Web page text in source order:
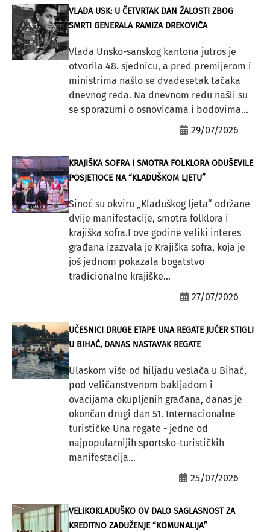
VLADA USK: U ČETVRTAK DAN ŽALOSTI ZBOG
SMRTI GENERALA RAMIZA DREKOVIĆA
Vlada Unsko-sanskog kantona jutros je
otvorila 48. sjednicu, a pred premijerom i
ministrima našlo se dvadesetak tačaka
dnevnog reda. Na dnevnom redu našli su
se sporazumi o osnovicama i bodovima...
29/07/2026
KRAJIŠKA SOFRA I SMOTRA FOLKLORA ODUŠEVILE
POSJETIOCE NA “KLADUŠKOM LJETU”
Sinoć su okviru „Kladuškog ljeta“ održane
dvije manifestacije, smotra folklora i
krajiška sofra.I ove godine veliki interes
građana izazvala je Krajiška sofra, koja je
još jednom pokazala bogatstvo
tradicionalne krajiške...
27/07/2026
UČESNICI DRUGE ETAPE UNA REGATE JUČER STIGLI
U BIHAĆ, DANAS NASTAVAK REGATE
Ulaskom više od hiljadu veslača u Bihać,
pod veličanstvenom bakljadom i
ovacijama okupljenih građana, danas je
okončan drugi dan 51. Internacionalne
turističke Una regate - jedne od
najpopularnijih sportsko-turističkih
manifestacija...
25/07/2026
VELIKOKLADUŠKO OV DALO SAGLASNOST ZA
KREDITNO ZADUŽENJE “KOMUNALIJA”